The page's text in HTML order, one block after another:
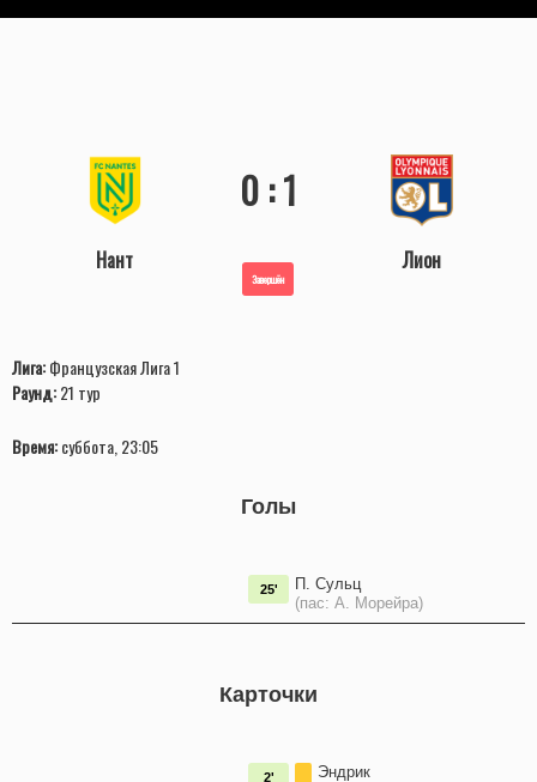
Нант
0 : 1
Завершён
Лион
Лига:Французская Лига 1
Раунд:21 тур
Время:суббота, 23:05
Голы
П. Сульц
(пас: А. Морейра)
25'
Карточки
Эндрик
2'